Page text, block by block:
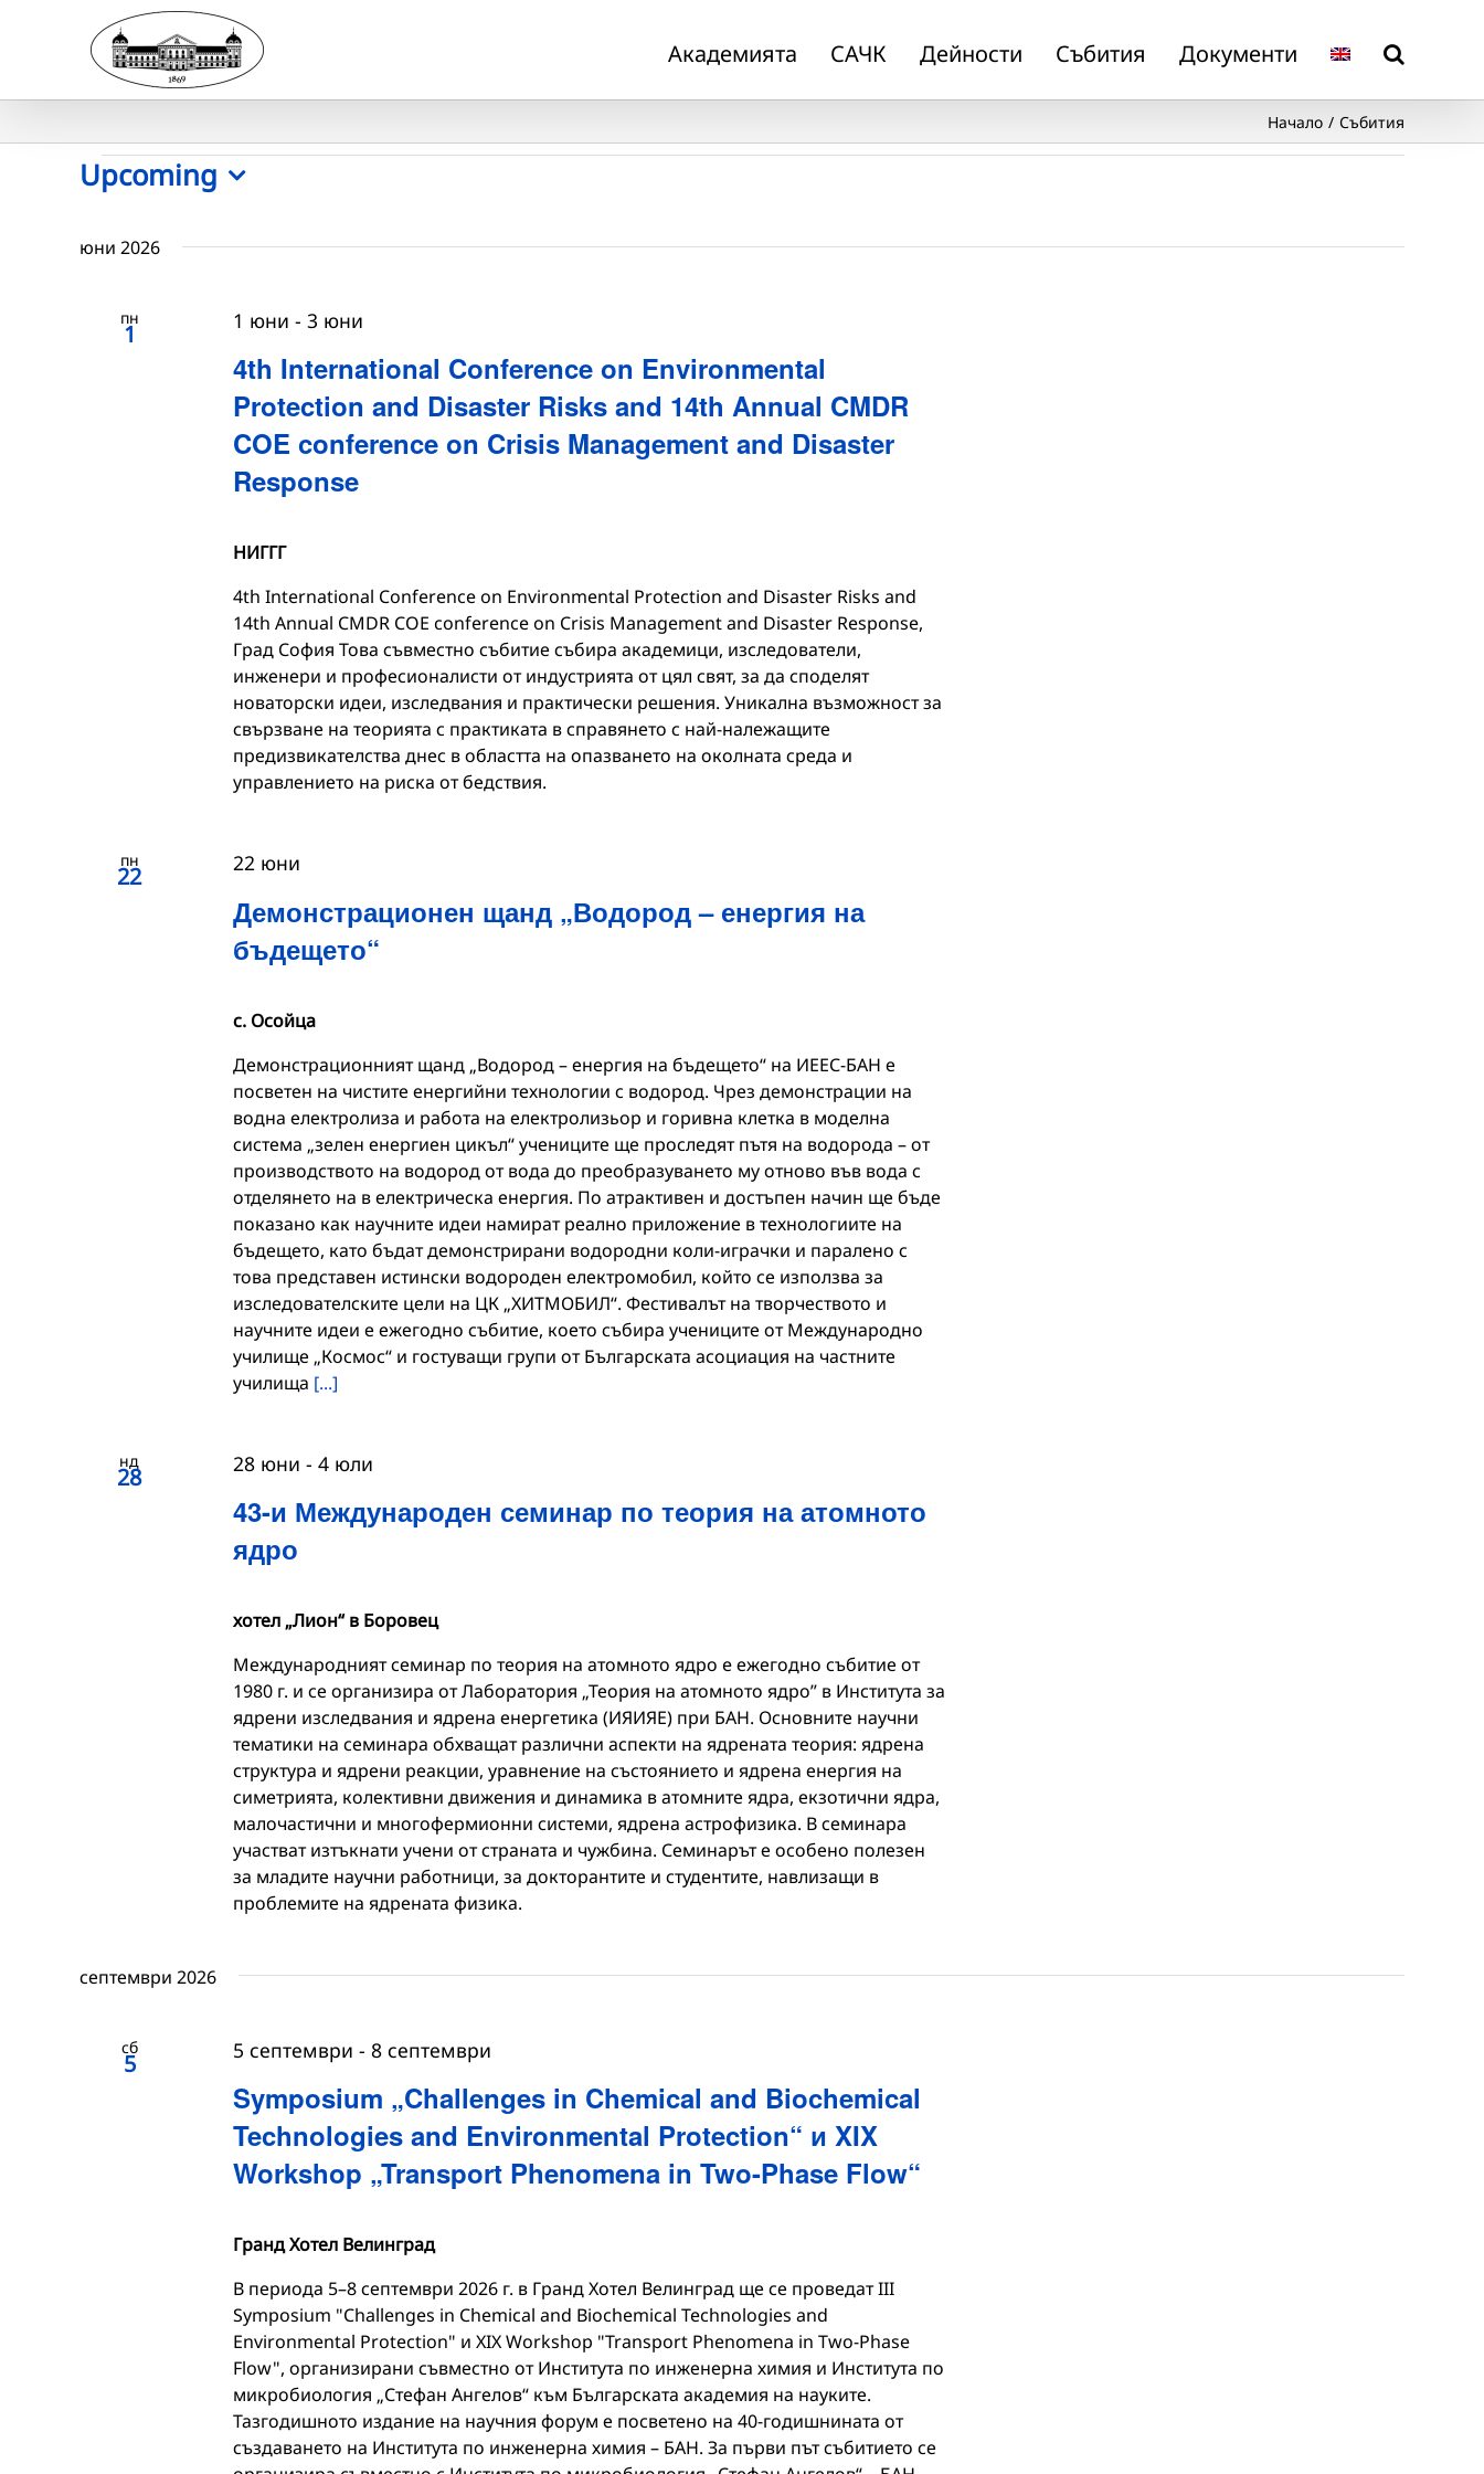
Академията САЧК Дейности Събития Документи
Начало Събития
Събития
Upcoming
date.
юни 2026
пн
1
4th International Conference on Environmental
Protection and Disaster Risks and 14th Annual CMDR
COE conference on Crisis Management and Disaster
Response
1 юни - 3 юни
НИГГГ
4th International Conference on Environmental Protection and Disaster Risks and
14th Annual CMDR COE conference on Crisis Management and Disaster Response,
Град София Това съвместно събитие събира академици, изследователи,
инженери и професионалисти от индустрията от цял свят, за да споделят
новаторски идеи, изследвания и практически решения. Уникална възможност за
свързване на теорията с практиката в справянето с най-належащите
предизвикателства днес в областта на опазването на околната среда и
управлението на риска от бедствия.
пн
22
Демонстрационен щанд „Водород – енергия на
бъдещето“
22 юни
с. Осойца
Демонстрационният щанд „Водород – енергия на бъдещето“ на ИЕЕС-БАН е
посветен на чистите енергийни технологии с водород. Чрез демонстрации на
водна електролиза и работа на електролизьор и горивна клетка в моделна
система „зелен енергиен цикъл“ учениците ще проследят пътя на водорода – от
производството на водород от вода до преобразуването му отново във вода с
отделянето на в електрическа енергия. По атрактивен и достъпен начин ще бъде
показано как научните идеи намират реално приложение в технологиите на
бъдещето, като бъдат демонстрирани водородни коли-играчки и паралено с
това представен истински водороден електромобил, който се използва за
изследователските цели на ЦК „ХИТМОБИЛ“. Фестивалът на творчеството и
научните идеи е ежегодно събитие, което събира учениците от Международно
училище „Космос“ и гостуващи групи от Българската асоциация на частните
училища [...]
нд
28
43-и Международен семинар по теория на атомното
ядро
28 юни - 4 юли
хотел „Лион“ в Боровец
Международният семинар по теория на атомното ядро e ежегодно събитие от
1980 г. и се организира от Лаборатория „Теория на атомното ядро” в Института за
ядрени изследвания и ядрена енергетика (ИЯИЯЕ) при БАН. Основните научни
тематики на семинара обхващат различни аспекти на ядрената теория: ядрена
структура и ядрени реакции, уравнение на състоянието и ядрена енергия на
симетрията, колективни движения и динамика в атомните ядра, екзотични ядра,
малочастични и многофермионни системи, ядрена астрофизика. В семинара
участват изтъкнати учени от страната и чужбина. Семинарът е особено полезен
за младите научни работници, за докторантите и студентите, навлизащи в
проблемите на ядрената физика.
септември 2026
сб
5
Symposium „Challenges in Chemical and Biochemical
Technologies and Environmental Protection“ и XIX
Workshop „Transport Phenomena in Two-Phase Flow“
5 септември - 8 септември
Гранд Хотел Велинград
В периода 5–8 септември 2026 г. в Гранд Хотел Велинград ще се проведат III
Symposium "Challenges in Chemical and Biochemical Technologies and
Environmental Protection" и XIX Workshop "Transport Phenomena in Two-Phase
Flow", организирани съвместно от Института по инженерна химия и Института по
микробиология „Стефан Ангелов“ към Българската академия на науките.
Тазгодишното издание на научния форум е посветено на 40-годишнината от
създаването на Института по инженерна химия – БАН. За първи път събитието се